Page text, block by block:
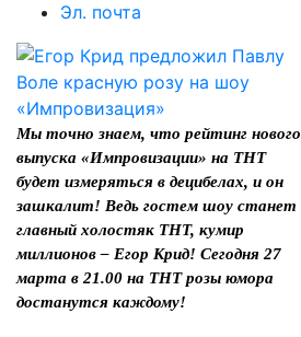
Эл. почта
Мы точно знаем, что рейтинг нового
выпуска «Импровизации» на ТНТ
будет измеряться в децибелах, и он
зашкалит! Ведь гостем шоу станет
главный холостяк ТНТ, кумир
миллионов – Егор Крид! Сегодня 27
марта в 21.00 на ТНТ розы юмора
достанутся каждому!